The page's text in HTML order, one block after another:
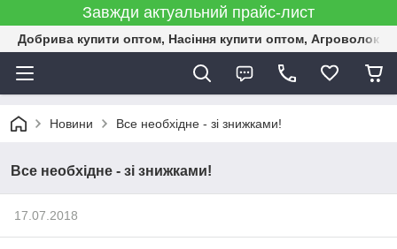
Завжди актуальний прайс-лист
Добрива купити оптом, Насіння купити оптом,
Новини Все необхідне - зі знижками!
Все необхідне - зі знижками!
17.07.2018